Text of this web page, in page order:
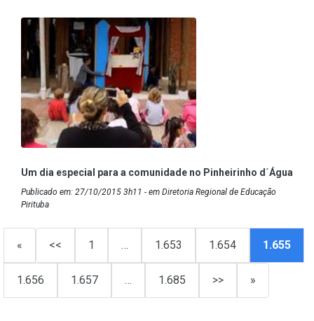
Um dia especial para a comunidade no Pinheirinho d´Água
Publicado em: 27/10/2015 3h11 - em Diretoria Regional de Educação
Pirituba
« << 1 … 1.653 1.654 1.655
1.656 1.657 … 1.685 >> »